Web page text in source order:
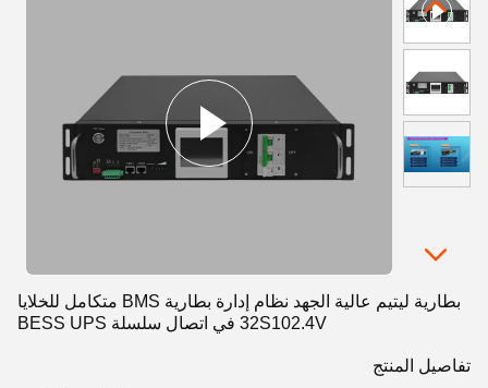
بطارية ليتيم عالية الجهد نظام إدارة بطارية BMS متكامل للخلايا
32S102.4V في اتصال سلسلة BESS UPS
تفاصيل المنتج